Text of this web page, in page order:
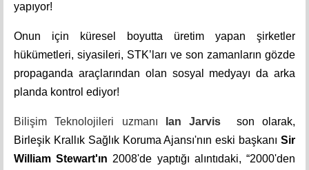
yapıyor!
Onun için küresel boyutta üretim yapan şirketler
hükümetleri, siyasileri, STK’ları ve son zamanların gözde
propaganda araçlarından olan sosyal medyayı da arka
planda kontrol ediyor!
Bilişim Teknolojileri uzmanı Ian Jarvis son olarak,
Birleşik Krallık Sağlık Koruma Ajansı'nın eski başkanı Sir
William Stewart'ın 2008'de yaptığı alıntıdaki, “2000'den